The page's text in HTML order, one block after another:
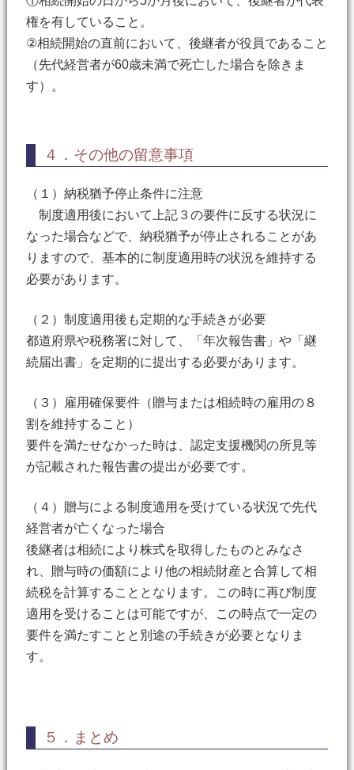
権を有していること。
②相続開始の直前において、後継者が役員であること
（先代経営者が60歳未満で死亡した場合を除きま
す）。
４．その他の留意事項
（１）納税猶予停止条件に注意
制度適用後において上記３の要件に反する状況に
なった場合などで、納税猶予が停止されることがあ
りますので、基本的に制度適用時の状況を維持する
必要があります。
（２）制度適用後も定期的な手続きが必要
都道府県や税務署に対して、「年次報告書」や「継
続届出書」を定期的に提出する必要があります。
（３）雇用確保要件（贈与または相続時の雇用の８
割を維持すること）
要件を満たせなかった時は、認定支援機関の所見等
が記載された報告書の提出が必要です。
（４）贈与による制度適用を受けている状況で先代
経営者が亡くなった場合
後継者は相続により株式を取得したものとみなさ
れ、贈与時の価額により他の相続財産と合算して相
続税を計算することとなります。この時に再び制度
適用を受けることは可能ですが、この時点で一定の
要件を満たすことと別途の手続きが必要となりま
す。
５．まとめ